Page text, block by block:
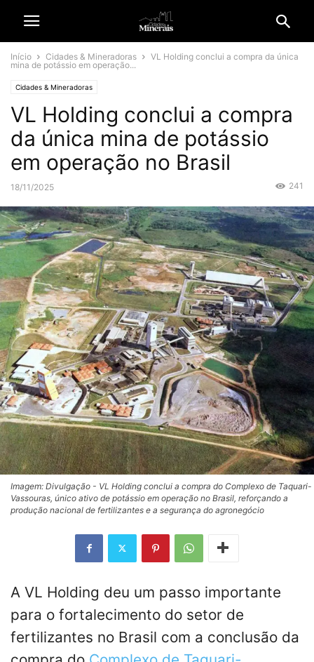
Início Cidades & Mineradoras
VL Holding conclui a compra da única
mina de potássio em operação...
Cidades & Mineradoras
VL Holding conclui a compra
da única mina de potássio
em operação no Brasil
18/11/2025 241
Imagem: Divulgação - VL Holding conclui a compra do Complexo de Taquari-
Vassouras, único ativo de potássio em operação no Brasil, reforçando a
produção nacional de fertilizantes e a segurança do agronegócio
A VL Holding deu um passo importante
para o fortalecimento do setor de
fertilizantes no Brasil com a conclusão da